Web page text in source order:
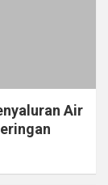
Air